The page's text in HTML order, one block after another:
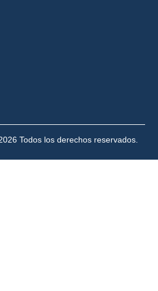
Todos los derechos reservados.